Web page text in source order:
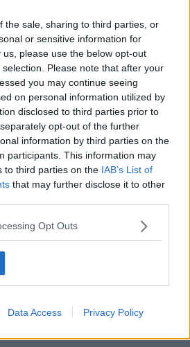
the sale, sharing to third parties, or
or sensitive information for
please use the below opt-out
Please note that after your
you may continue seeing
on personal information utilized by
disclosed to third parties prior to
opt-out of the further
information by third parties on the
participants. This information may
to third parties on the IAB’s List of
that may further disclose it to other
Opt Outs
Data Access Privacy Policy
Addetto Alla Manutenzione
15
di Igiene e Pulizia14
Agricoli13
54
O Contratto di